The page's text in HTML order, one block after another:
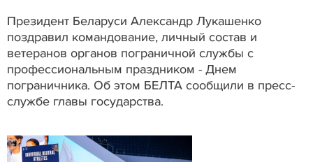
Президент Беларуси Александр Лукашенко
поздравил командование, личный состав и
ветеранов органов пограничной службы с
профессиональным праздником - Днем
пограничника. Об этом БЕЛТА сообщили в пресс-
службе главы государства.